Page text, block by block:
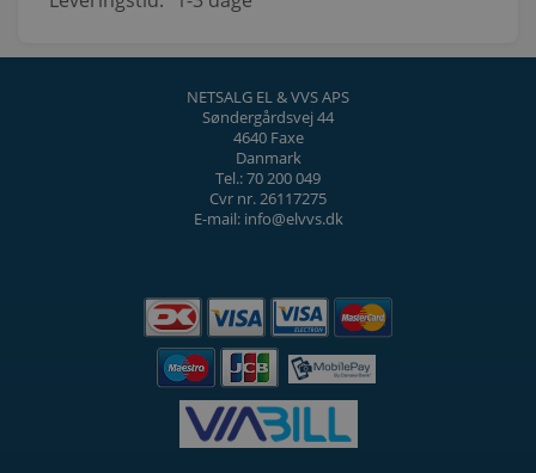
NETSALG EL & VVS APS
Søndergårdsvej 44
4640 Faxe
Danmark
Tel.: 70 200 049
Cvr nr. 26117275
E-mail: info@elvvs.dk